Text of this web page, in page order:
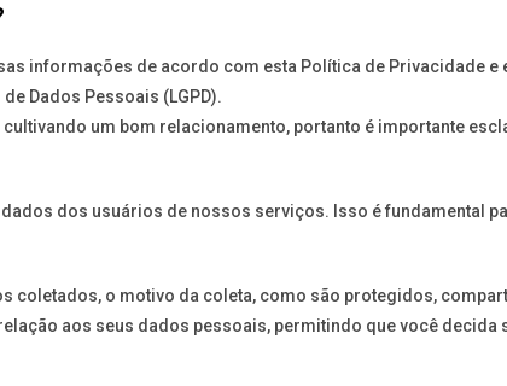
informações de acordo com esta Política de Privacidade
Dados Pessoais (LGPD).
um bom relacionamento, portanto é importante
dos usuários de nossos serviços. Isso é fundamental
coletados, o motivo da coleta, como são protegidos,
aos seus dados pessoais, permitindo que você decida